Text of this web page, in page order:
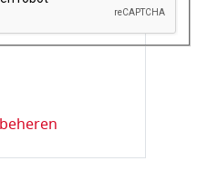
te controleren dat u